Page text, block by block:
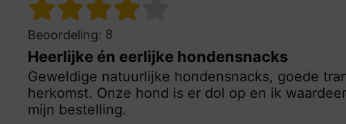
Beoordeling: 8
Heerlijke én eerlijke hondensnacks
Geweldige natuurlijke hondensnacks, goede
herkomst. Onze hond is er dol op en ik
mijn bestelling.